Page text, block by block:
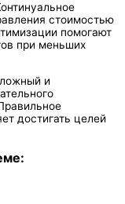
стоимостью
помогают
при меньших
и
достигать целей